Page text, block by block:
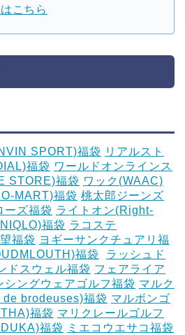
こちら
SPORT)福袋 リアルスト
福袋 ワールドオンラインス
STORE)福袋 ワック(WAAC)
MART)福袋 桃太郎ジーンズ
ーズ福袋 ライトオン(Right-
福袋 ラコステ
福袋 ヨギーサンクチュアリ福
福袋
ラッシュド
ドスウェル福袋 フェアライア
シングウェアゴルフ福袋 マルク
de brodeuses)福袋 マルボンゴ
福袋 マリクレールゴルフ
福袋
ミエコウエサコ福袋